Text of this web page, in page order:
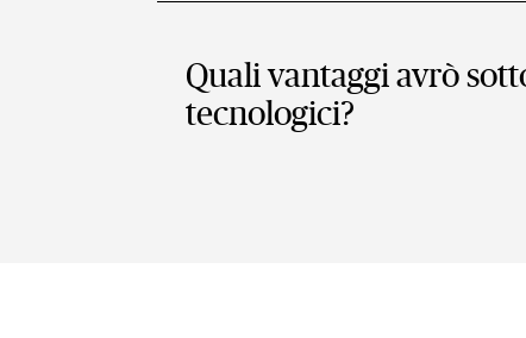
Quali vantaggi avrò
tecnologici?